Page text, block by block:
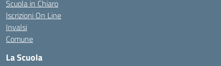
Scuola in Chiaro
Iscrizioni On Line
Invalsi
Comune
La Scuola